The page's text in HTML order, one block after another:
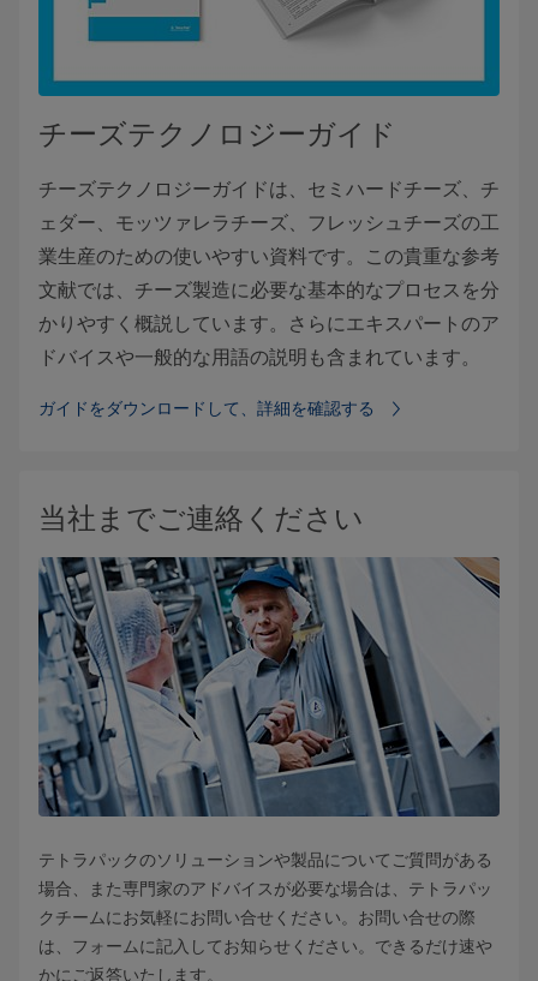
チーズテクノロジーガイド
チーズテクノロジーガイドは、セミハードチーズ、チ
ェダー、モッツァレラチーズ、フレッシュチーズの工
業生産のための使いやすい資料です。この貴重な参考
文献では、チーズ製造に必要な基本的なプロセスを分
かりやすく概説しています。さらにエキスパートのア
ドバイスや一般的な用語の説明も含まれています。
ガイドをダウンロードして、詳細を確認する
当社までご連絡ください
テトラパックのソリューションや製品についてご質問がある
場合、また専門家のアドバイスが必要な場合は、テトラパッ
クチームにお気軽にお問い合せください。お問い合せの際
は、フォームに記入してお知らせください。できるだけ速や
かにご返答いたします。